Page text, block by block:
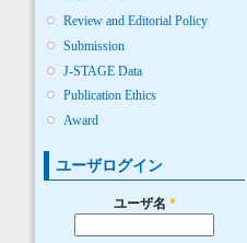
Review and Editorial Policy
Submission
J-STAGE Data
Publication Ethics
Award
ユーザログイン
ユーザ名 *